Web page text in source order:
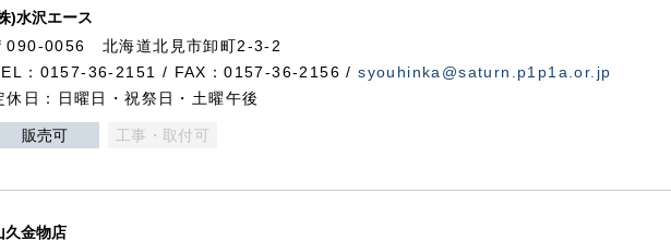
)水沢エース
090-0056 北海道北見市卸町2-3-2
：0157-36-2151 / FAX：0157-36-2156 /syouhinka@saturn.p1p1a.or.jp
休日：日曜日・祝祭日・土曜午後
販売可 工事・取付可
久金物店